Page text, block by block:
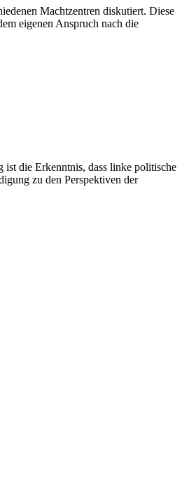
Machtzentren diskutiert. Diese
eigenen Anspruch nach die
ist die Erkenntnis, dass linke politische
zu den Perspektiven der